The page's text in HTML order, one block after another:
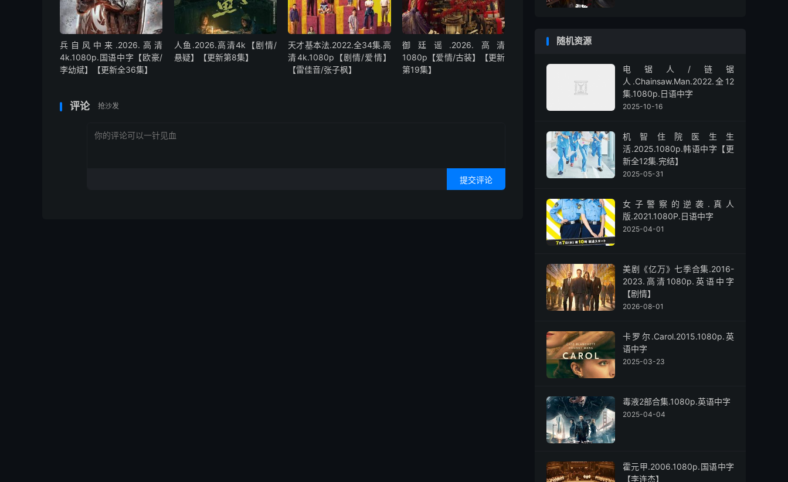
兵自风中来‎.2026.高清
4k.1080p.国语中字【欧豪/
李幼斌】【更新全36集】
人鱼.2026.高清4k【剧情/
悬疑】【更新第8集】
天才基本法.2022.全34集.高
清4k.1080p【剧情/爱情】
【雷佳音/张子枫】
御廷谣.2026.高清
1080p【爱情/古装】【更新
第19集】
评论 抢沙发
提交评论
随机资源
电锯人/链锯
人.Chainsaw.Man.2022.全12
集.1080p.日语中字
2025-10-16
机智住院医生生
活.2025.1080p.韩语中字【更
新全12集.完结】
2025-05-31
女子警察的逆袭.真人
版.2021.1080P.日语中字
2025-04-01
美剧《亿万》七季合集.2016-
2023.高清1080p.英语中字
【剧情】
2026-08-01
卡罗尔.Carol.2015.1080p.英
语中字
2025-03-23
毒液2部合集.1080p.英语中字
2025-04-04
霍元甲.2006.1080p.国语中字
【李连杰】